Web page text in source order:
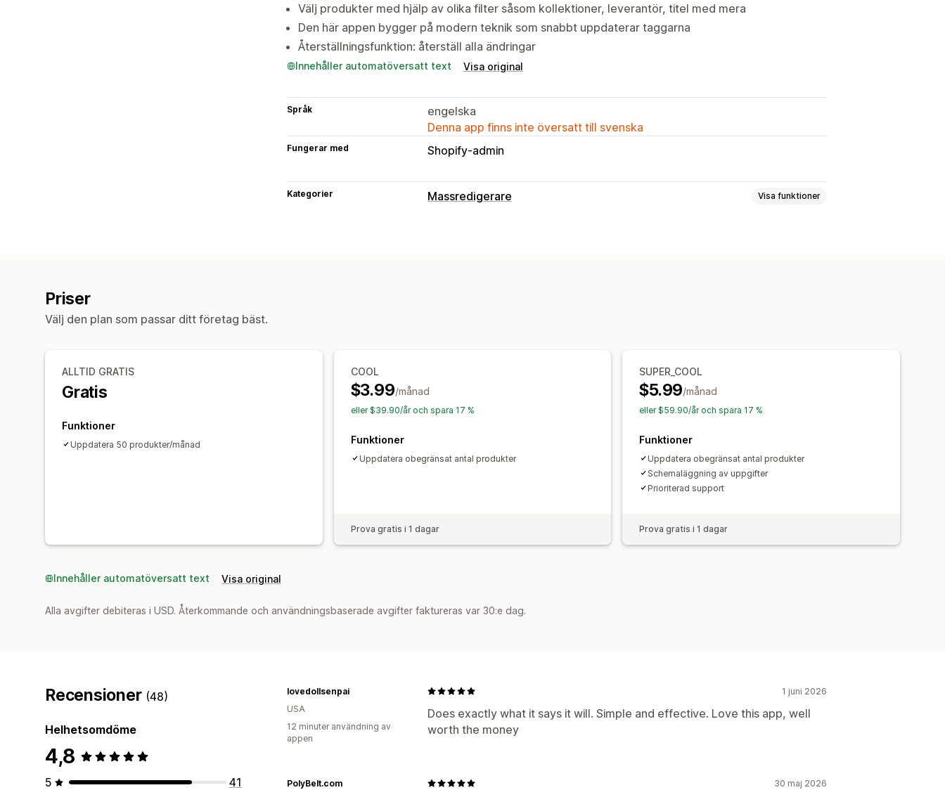
Välj produkter med hjälp av olika filter såsom kollektioner, leverantör, titel med mera
Den här appen bygger på modern teknik som snabbt uppdaterar taggarna
Återställningsfunktion: återställ alla ändringar
Innehåller automatöversatt text Visa original
Språk
engelska
Denna app finns inte översatt till svenska
Fungerar med Shopify-admin
Kategorier Massredigerare Visa funktioner
Priser
Välj den plan som passar ditt företag bäst.
ALLTID GRATIS
Gratis
Funktioner
Uppdatera 50 produkter/månad
COOL
$3.99/månad
eller $39.90/år och spara 17 %
Funktioner
Uppdatera obegränsat antal produkter
Prova gratis i 1 dagar
SUPER_COOL
$5.99/månad
eller $59.90/år och spara 17 %
Funktioner
Uppdatera obegränsat antal produkter
Schemaläggning av uppgifter
Prioriterad support
Prova gratis i 1 dagar
Innehåller automatöversatt text Visa original
Alla avgifter debiteras i USD. Återkommande och användningsbaserade avgifter faktureras var 30:e dag.
Recensioner (48)
Helhetsomdöme
4,8
5
41
1 juni 2026
Does exactly what it says it will. Simple and effective. Love this app, well
worth the money
lovedollsenpai
USA
12 minuter användning av
appen
30 maj 2026
PolyBelt.com